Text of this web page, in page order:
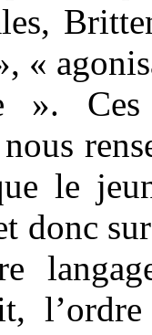
«
Ces
le
donc